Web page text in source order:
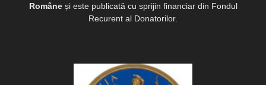
Româneși este publicată cu sprijin financiar din Fondul
Recurent al Donatorilor.